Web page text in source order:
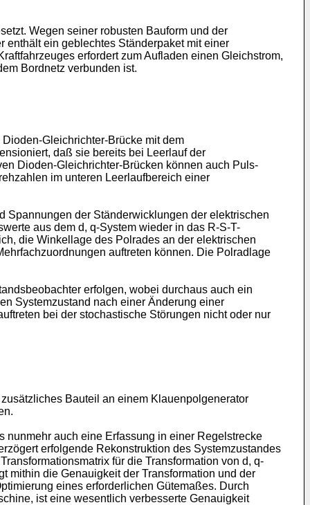
Wegen seiner robusten Bauform und der
enthält ein geblechtes Ständerpaket mit einer
erfordert zum Aufladen einen Gleichstrom,
Bordnetz verbunden ist.
Gleichrichter-Brücke mit dem
daß sie bereits bei Leerlauf der
Dioden-Gleichrichter-Brücken können auch Puls-
im unteren Leerlaufbereich einer
Spannungen der Ständerwicklungen der elektrischen
aus dem d, q-System wieder in das R-S-T-
die Winkellage des Polrades an der elektrischen
auftreten können. Die Polradlage
erfolgen, wobei durchaus auch ein
Systemzustand nach einer Änderung einer
bei der stochastische Störungen nicht oder nur
Bauteil an einem Klauenpolgenerator
auch eine Erfassung in einer Regelstrecke
erfolgende Rekonstruktion des Systemzustandes
für die Transformation von d, q-
mithin die Genauigkeit der Transformation und der
eines erforderlichen Gütemaßes. Durch
ist eine wesentlich verbesserte Genauigkeit